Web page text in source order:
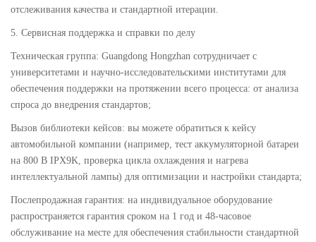
отслеживания качества и стандартной итерации.
5. Сервисная поддержка и справки по делу
Техническая группа: Guangdong Hongzhan сотрудничает с
университетами и научно-исследовательскими институтами для
обеспечения поддержки на протяжении всего процесса: от анализа
спроса до внедрения стандартов;
Вызов библиотеки кейсов: вы можете обратиться к кейсу
автомобильной компании (например, тест аккумуляторной батареи
на 800 В IPX9K, проверка цикла охлаждения и нагрева
интеллектуальной лампы) для оптимизации и настройки стандарта;
Послепродажная гарантия: на индивидуальное оборудование
распространяется гарантия сроком на 1 год и 48-часовое
обслуживание на месте для обеспечения стабильности стандартной